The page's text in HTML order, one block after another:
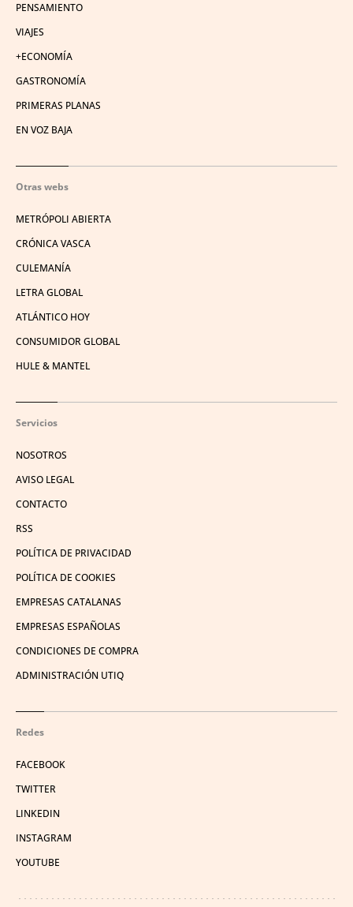
PENSAMIENTO
VIAJES
+ECONOMÍA
GASTRONOMÍA
PRIMERAS PLANAS
EN VOZ BAJA
Otras webs
METRÓPOLI ABIERTA
CRÓNICA VASCA
CULEMANÍA
LETRA GLOBAL
ATLÁNTICO HOY
CONSUMIDOR GLOBAL
HULE & MANTEL
Servicios
NOSOTROS
AVISO LEGAL
CONTACTO
RSS
POLÍTICA DE PRIVACIDAD
POLÍTICA DE COOKIES
EMPRESAS CATALANAS
EMPRESAS ESPAÑOLAS
CONDICIONES DE COMPRA
ADMINISTRACIÓN UTIQ
Redes
FACEBOOK
TWITTER
LINKEDIN
INSTAGRAM
YOUTUBE